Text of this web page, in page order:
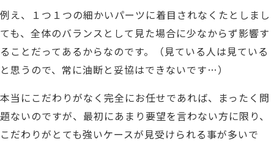
例え、１つ１つの細かいパーツに着目されなくたとしまし
ても、 全体のバランスとして見た場合に少なからず影響す
ることだってあるからなのです。
（見ている人は見ている
と思うので、常に油断と妥協はできないです…）
本当にこだわりがなく 完全にお任せであれば、 まったく 問
題ないのですが、 最初にあまり要望を言わない方に限り、
こだわりがとても強いケースが見受けられる事が多いで